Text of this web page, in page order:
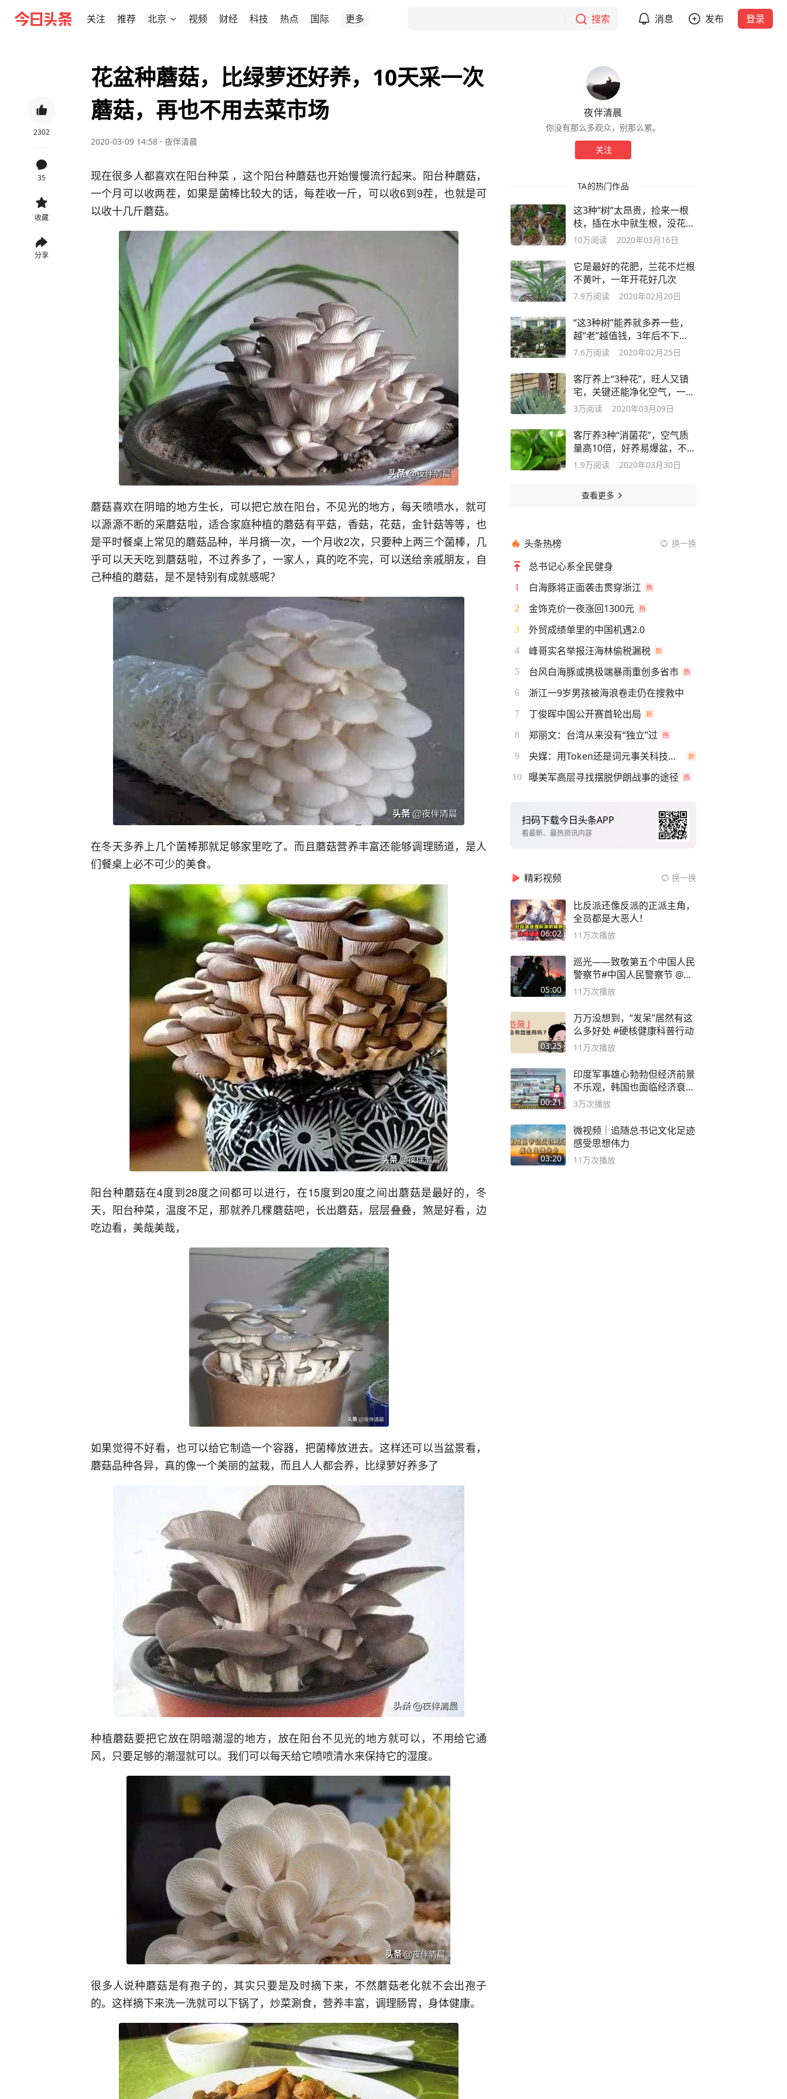
关注 推荐 北京 视频 财经 科技 热点 国际 更多 搜索 消息 发布 登录
2302
35
收藏
分享
花盆种蘑菇，比绿萝还好养，10天采一次
蘑菇，再也不用去菜市场
2020-03-09 14:58 · 夜伴清晨
现在很多人都喜欢在阳台种菜 ，这个阳台种蘑菇也开始慢慢流行起来。阳台种蘑菇，
一个月可以收两茬，如果是菌棒比较大的话，每茬收一斤，可以收6到9茬，也就是可
以收十几斤蘑菇。
蘑菇喜欢在阴暗的地方生长，可以把它放在阳台，不见光的地方，每天喷喷水，就可
以源源不断的采蘑菇啦，适合家庭种植的蘑菇有平菇，香菇，花菇，金针菇等等，也
是平时餐桌上常见的蘑菇品种，半月摘一次，一个月收2次，只要种上两三个菌棒，几
乎可以天天吃到蘑菇啦，不过养多了，一家人，真的吃不完，可以送给亲戚朋友，自
己种植的蘑菇，是不是特别有成就感呢？
在冬天多养上几个菌棒那就足够家里吃了。而且蘑菇营养丰富还能够调理肠道，是人
们餐桌上必不可少的美食。
阳台种蘑菇在4度到28度之间都可以进行，在15度到20度之间出蘑菇是最好的，冬
天，阳台种菜，温度不足，那就养几棵蘑菇吧，长出蘑菇，层层叠叠，煞是好看，边
吃边看，美哉美哉，
如果觉得不好看，也可以给它制造一个容器，把菌棒放进去。这样还可以当盆景看，
蘑菇品种各异，真的像一个美丽的盆栽，而且人人都会养，比绿萝好养多了
种植蘑菇要把它放在阴暗潮湿的地方，放在阳台不见光的地方就可以，不用给它通
风，只要足够的潮湿就可以。我们可以每天给它喷喷清水来保持它的湿度。
很多人说种蘑菇是有孢子的，其实只要是及时摘下来，不然蘑菇老化就不会出孢子
的。这样摘下来洗一洗就可以下锅了，炒菜涮食，营养丰富，调理肠胃，身体健康。
夜伴清晨
你没有那么多观众，别那么累。
关注
TA的热门作品
这3种“树”太昂贵，捡来一根
枝，插在水中就生根，没花一
分钱！
10万阅读 2020年03月16日
它是最好的花肥，兰花不烂根
不黄叶，一年开花好几次
7.9万阅读 2020年02月20日
“这3种树”能养就多养一些，
越“老”越值钱，3年后不下
2000每棵
7.6万阅读 2020年02月25日
客厅养上“3种花”，旺人又镇
宅，关键还能净化空气，一举
两得
3万阅读 2020年03月09日
客厅养3种“消菌花”，空气质
量高10倍，好养易爆盆，不养
别后悔
1.9万阅读 2020年03月30日
查看更多
头条热榜 换一换
总书记心系全民健身
1 白海豚将正面袭击贯穿浙江
2 金饰克价一夜涨回1300元
3 外贸成绩单里的中国机遇2.0
4 峰哥实名举报汪海林偷税漏税
5 台风白海豚或携极端暴雨重创多省市
6 浙江一9岁男孩被海浪卷走仍在搜救中
7 丁俊晖中国公开赛首轮出局
8 郑丽文：台湾从来没有“独立”过
9 央媒：用Token还是词元事关科技话语权
10 曝美军高层寻找摆脱伊朗战事的途径
扫码下载今日头条APP
看最新、最热资讯内容
精彩视频 换一换
06:02
比反派还像反派的正派主角，
全员都是大恶人！
11万次播放
05:00
巡光——致敬第五个中国人民
警察节#中国人民警察节 @抖
音小助手
11万次播放
03:25
万万没想到，“发呆”居然有这
么多好处 #硬核健康科普行动
11万次播放
00:21
印度军事雄心勃勃但经济前景
不乐观，韩国也面临经济衰退
风险
3万次播放
03:20
微视频｜追随总书记文化足迹
感受思想伟力
11万次播放